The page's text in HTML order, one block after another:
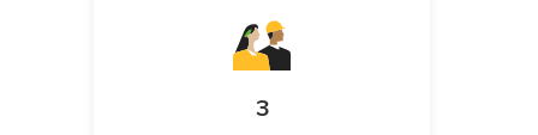
3